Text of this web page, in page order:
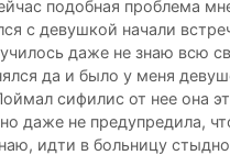
подобная проблема
с девушкой начали
даже не знаю всю
да и было у меня
сифилис от нее она
даже не предупредила,
идти в больницу